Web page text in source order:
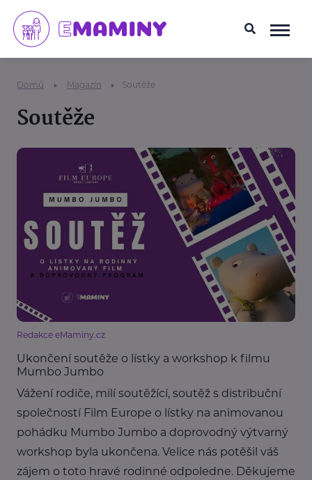
Domů Magazín Soutěže
Soutěže
Redakce eMaminy.cz
Ukončení soutěže o lístky a workshop k filmu
Mumbo Jumbo
Vážení rodiče, milí soutěžící, soutěž s distribuční
společností Film Europe o lístky na animovanou
pohádku Mumbo Jumbo a doprovodný výtvarný
workshop byla ukončena. Velice nás potěšil váš
zájem o toto hravé rodinné odpoledne. Děkujeme